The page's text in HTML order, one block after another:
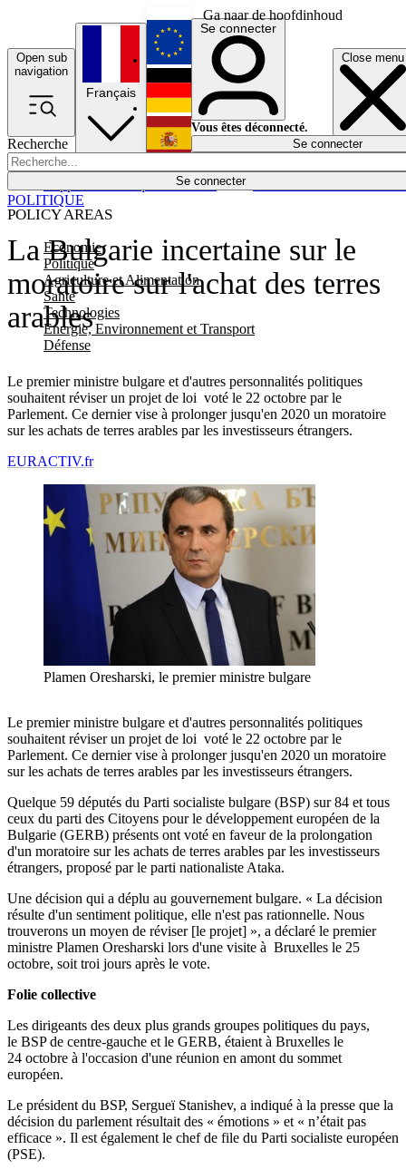
Ga naar de hoofdinhoud
Open sub
navigation
Close menu
Recherche
Se connecter
POLICY AREAS
Economie
Politique
Agriculture et Alimentation
Santé
Technologies
Energie, Environnement et Transport
Défense
Économie
Français
English
Deutsch
Español
Se connecter
Vous êtes déconnecté.
Se connecter
La Bulgarie incertaine sur le
moratoire sur l'achat des terres
arables
Le premier ministre bulgare et d'autres personnalités politiques
souhaitent réviser un projet de loi voté le 22 octobre par le
Parlement. Ce dernier vise à prolonger jusqu'en 2020 un moratoire
sur les achats de terres arables par les investisseurs étrangers.
POLITIQUE
EURACTIV.fr
Plamen Oresharski, le premier ministre bulgare
Le premier ministre bulgare et d'autres personnalités politiques
souhaitent réviser un projet de loi voté le 22 octobre par le
Parlement. Ce dernier vise à prolonger jusqu'en 2020 un moratoire
sur les achats de terres arables par les investisseurs étrangers.
Quelque 59 députés du Parti socialiste bulgare (BSP) sur 84 et tous
ceux du parti des Citoyens pour le développement européen de la
Bulgarie (GERB) présents ont voté en faveur de la prolongation
d'un moratoire sur les achats de terres arables par les investisseurs
étrangers, proposé par le parti nationaliste Ataka.
Une décision qui a déplu au gouvernement bulgare. « La décision
résulte d'un sentiment politique, elle n'est pas rationnelle. Nous
trouverons un moyen de réviser [le projet] », a déclaré le premier
ministre Plamen Oresharski lors d'une visite à Bruxelles le 25
octobre, soit troi jours après le vote.
Folie collective
Les dirigeants des deux plus grands groupes politiques du pays,
le BSP de centre-gauche et le GERB, étaient à Bruxelles le
24 octobre à l'occasion d'une réunion en amont du sommet
européen.
Le président du BSP, Sergueï Stanishev, a indiqué à la presse que la
décision du parlement résultait des « émotions » et « n’était pas
efficace ». Il est également le chef de file du Parti socialiste européen
(PSE).